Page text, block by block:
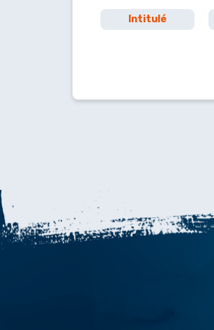
Intitulé